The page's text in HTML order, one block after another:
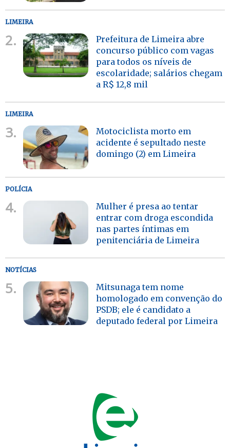
LIMEIRA
2.
Prefeitura de Limeira abre
concurso público com vagas
para todos os níveis de
escolaridade; salários chegam
a R$ 12,8 mil
LIMEIRA
3.
Motociclista morto em
acidente é sepultado neste
domingo (2) em Limeira
POLÍCIA
4.
Mulher é presa ao tentar
entrar com droga escondida
nas partes íntimas em
penitenciária de Limeira
NOTÍCIAS
5.
Mitsunaga tem nome
homologado em convenção do
PSDB; ele é candidato a
deputado federal por Limeira